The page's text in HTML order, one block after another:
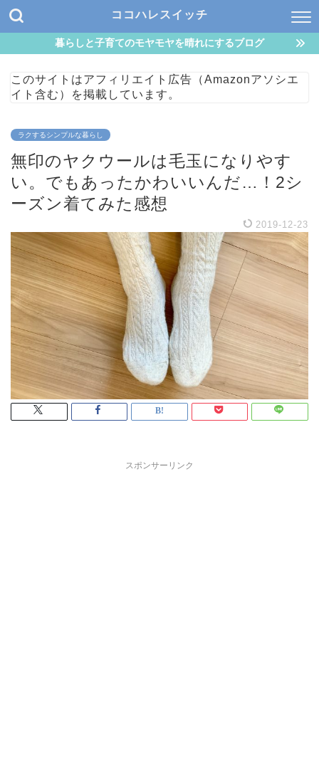
ココハレスイッチ
暮らしと子育てのモヤモヤを晴れにするブログ
このサイトはアフィリエイト広告（Amazonアソシエ
イト含む）を掲載しています。
ラクするシンプルな暮らし
無印のヤクウールは毛玉になりやす
い。でもあったかわいいんだ…！2シ
ーズン着てみた感想
2019-12-23
スポンサーリンク